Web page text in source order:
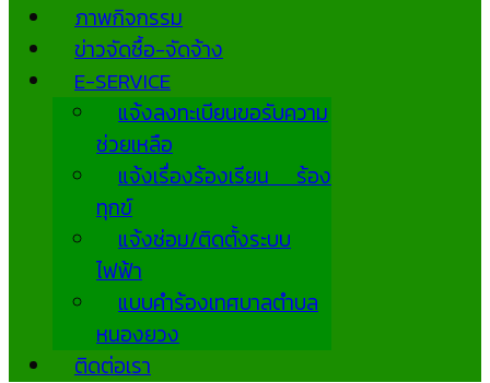
ภาพกิจกรรม
ข่าวจัดซื้อ-จัดจ้าง
E-SERVICE
แจ้งลงทะเบียนขอรับความ
ช่วยเหลือ
แจ้งเรื่องร้องเรียน ร้อง
ทุกข์
แจ้งซ่อม/ติดตั้งระบบ
ไฟฟ้า
แบบคำร้องเทศบาลตำบล
หนองยวง
ติดต่อเรา